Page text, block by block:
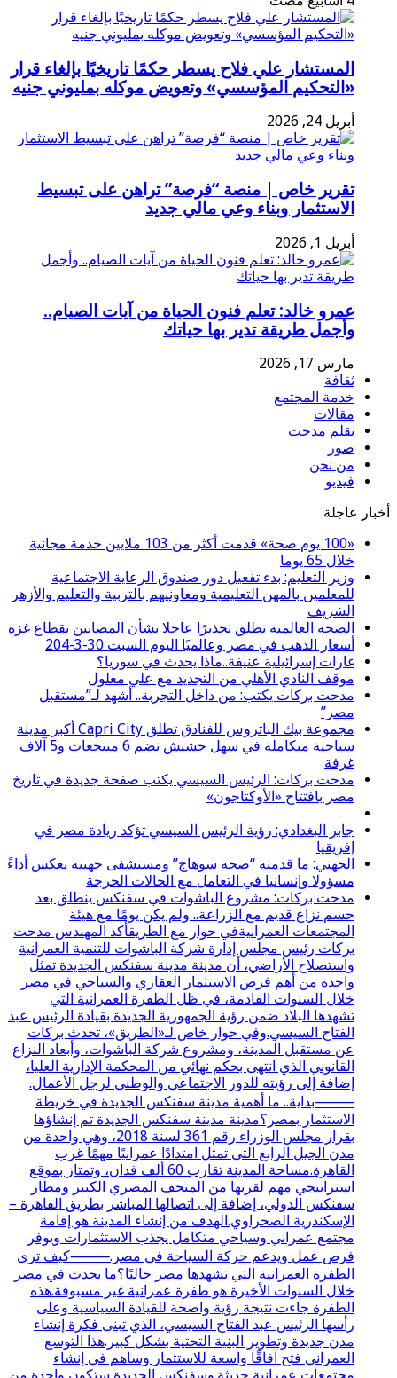
المستشار علي فلاح يسطر حكمًا تاريخيًا بإلغاء قرار
«التحكيم المؤسسي» وتعويض موكله بمليوني جنيه
أبريل 24, 2026
تقرير خاص | منصة “فرصة” تراهن على تبسيط
الاستثمار وبناء وعي مالي جديد
أبريل 1, 2026
عمرو خالد: تعلم فنون الحياة من آيات الصيام..
وأجمل طريقة تدير بها حياتك
مارس 17, 2026
ثقافة
خدمة المجتمع
مقالات
بقلم مدحت
صور
من نحن
فيديو
أخبار عاجلة
«100 يوم صحة» قدمت أكثر من 103 ملايين خدمة مجانية
خلال 65 يوما
وزير التعليم: بدء تفعيل دور صندوق الرعاية الاجتماعية
للمعلمين بالمهن التعليمية ومعاونيهم بالتربية والتعليم والأزهر
الشريف
الصحة العالمية تطلق تحذيرًا عاجلا بشأن المصابين بقطاع غزة
أسعار الذهب في مصر وعالميًا اليوم السبت 30-3-204
غارات إسرائيلية عنيفة..ماذا يحدث في سوريا؟
موقف النادي الأهلي من التجديد مع علي معلول
مدحت بركات يكتب: من داخل التجربة.. أشهد لـ”مستقبل
مصر”
مجموعة بيك الباتروس للفنادق تطلق Capri City أكبر مدينة
سياحية متكاملة في سهل حشيش تضم 6 منتجعات و5 آلاف
غرفة
مدحت بركات: الرئيس السيسي يكتب صفحة جديدة في تاريخ
مصر بافتتاح «الأوكتاجون»
جابر البغدادي: رؤية الرئيس السيسي تؤكد ريادة مصر في
إفريقيا
الجهني: ما قدمته “صحة سوهاج” ومستشفى جهينة يعكس أداءً
مسؤولا وإنسانيا في التعامل مع الحالات الحرجة
مدحت بركات: مشروع الباشوات في سفنكس ينطلق بعد
حسم نزاع قديم مع الزراعة.. ولم يكن يومًا مع هيئة
المجتمعات العمرانيةفي حوار مع الطريقأكد المهندس مدحت
بركات رئيس مجلس إدارة شركة الباشوات للتنمية العمرانية
واستصلاح الأراضي، أن مدينة مدينة سفنكس الجديدة تمثل
واحدة من أهم فرص الاستثمار العقاري والسياحي في مصر
خلال السنوات القادمة، في ظل الطفرة العمرانية التي
تشهدها البلاد ضمن رؤية الجمهورية الجديدة بقيادة الرئيس عبد
الفتاح السيسي.وفي حوار خاص لـ«الطريق»، تحدث بركات
عن مستقبل المدينة، ومشروع شركة الباشوات، وأبعاد النزاع
القانوني الذي انتهى بحكم نهائي من المحكمة الإدارية العليا،
إضافة إلى رؤيته للدور الاجتماعي والوطني لرجل الأعمال.
⸻بداية.. ما أهمية مدينة سفنكس الجديدة في خريطة
الاستثمار بمصر؟مدينة مدينة سفنكس الجديدة تم إنشاؤها
بقرار مجلس الوزراء رقم 361 لسنة 2018، وهي واحدة من
مدن الجيل الرابع التي تمثل امتدادًا عمرانيًا مهمًا غرب
القاهرة.مساحة المدينة تقارب 60 ألف فدان، وتمتاز بموقع
استراتيجي مهم لقربها من المتحف المصري الكبير ومطار
سفنكس الدولي، إضافة إلى اتصالها المباشر بطريق القاهرة –
الإسكندرية الصحراوي.الهدف من إنشاء المدينة هو إقامة
مجتمع عمراني وسياحي متكامل يجذب الاستثمارات ويوفر
فرص عمل ويدعم حركة السياحة في مصر.⸻كيف ترى
الطفرة العمرانية التي تشهدها مصر حاليًا؟ما يحدث في مصر
خلال السنوات الأخيرة هو طفرة عمرانية غير مسبوقة.هذه
الطفرة جاءت نتيجة رؤية واضحة للقيادة السياسية وعلى
رأسها الرئيس عبد الفتاح السيسي، الذي تبنى فكرة إنشاء
مدن جديدة وتطوير البنية التحتية بشكل كبير.هذا التوسع
العمراني فتح آفاقًا واسعة للاستثمار وساهم في إنشاء